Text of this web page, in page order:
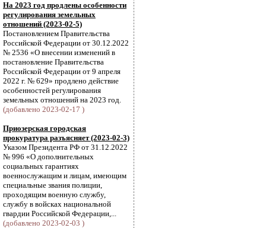
На 2023 год продлены особенности
регулирования земельных
отношений (2023-02-5)
Постановлением Правительства
Российской Федерации от 30.12.2022
№ 2536 «О внесении изменений в
постановление Правительства
Российской Федерации от 9 апреля
2022 г. № 629» продлено действие
особенностей регулирования
земельных отношений на 2023 год.
(добавлено 2023-02-17 )
Приозерская городская
прокуратура разъясняет (2023-02-3)
Указом Президента РФ от 31.12.2022
№ 996 «О дополнительных
социальных гарантиях
военнослужащим и лицам, имеющим
специальные звания полиции,
проходящим военную службу,
службу в войсках национальной
гвардии Российской Федерации,...
(добавлено 2023-02-03 )